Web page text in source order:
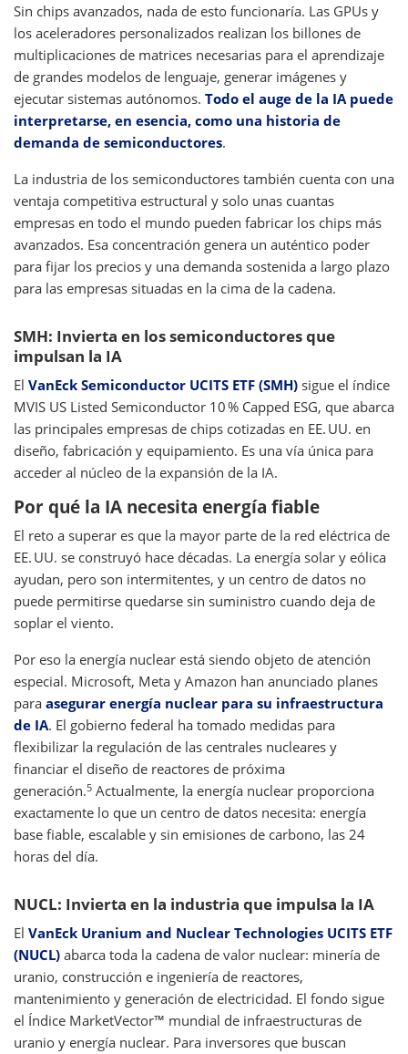
Sin chips avanzados, nada de esto funcionaría. Las GPUs y
los aceleradores personalizados realizan los billones de
multiplicaciones de matrices necesarias para el aprendizaje
de grandes modelos de lenguaje, generar imágenes y
ejecutar sistemas autónomos. Todo el auge de la IA puede
interpretarse, en esencia, como una historia de
demanda de semiconductores.
La industria de los semiconductores también cuenta con una
ventaja competitiva estructural y solo unas cuantas
empresas en todo el mundo pueden fabricar los chips más
avanzados. Esa concentración genera un auténtico poder
para fijar los precios y una demanda sostenida a largo plazo
para las empresas situadas en la cima de la cadena.
SMH: Invierta en los semiconductores que
impulsan la IA
El VanEck Semiconductor UCITS ETF (SMH) sigue el índice
MVIS US Listed Semiconductor 10 % Capped ESG, que abarca
las principales empresas de chips cotizadas en EE. UU. en
diseño, fabricación y equipamiento. Es una vía única para
acceder al núcleo de la expansión de la IA.
Por qué la IA necesita energía fiable
El reto a superar es que la mayor parte de la red eléctrica de
EE. UU. se construyó hace décadas. La energía solar y eólica
ayudan, pero son intermitentes, y un centro de datos no
puede permitirse quedarse sin suministro cuando deja de
soplar el viento.
Por eso la energía nuclear está siendo objeto de atención
especial. Microsoft, Meta y Amazon han anunciado planes
para asegurar energía nuclear para su infraestructura
de IA. El gobierno federal ha tomado medidas para
flexibilizar la regulación de las centrales nucleares y
financiar el diseño de reactores de próxima
generación.5 Actualmente, la energía nuclear proporciona
exactamente lo que un centro de datos necesita: energía
base fiable, escalable y sin emisiones de carbono, las 24
horas del día.
NUCL: Invierta en la industria que impulsa la IA
El VanEck Uranium and Nuclear Technologies UCITS ETF
(NUCL) abarca toda la cadena de valor nuclear: minería de
uranio, construcción e ingeniería de reactores,
mantenimiento y generación de electricidad. El fondo sigue
el Índice MarketVector™ mundial de infraestructuras de
uranio y energía nuclear. Para inversores que buscan